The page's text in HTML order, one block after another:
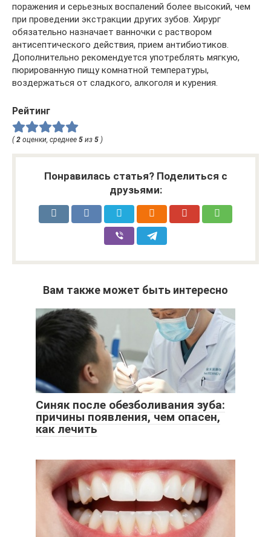
поражения и серьезных воспалений более высокий, чем
при проведении экстракции других зубов. Хирург
обязательно назначает ванночки с раствором
антисептического действия, прием антибиотиков.
Дополнительно рекомендуется употреблять мягкую,
пюрированную пищу комнатной температуры,
воздержаться от сладкого, алкоголя и курения.
Рейтинг
(2 оценки, среднее 5 из 5 )
Понравилась статья? Поделиться с
друзьями:
Вам также может быть интересно
Синяк после обезболивания зуба:
причины появления, чем опасен,
как лечить